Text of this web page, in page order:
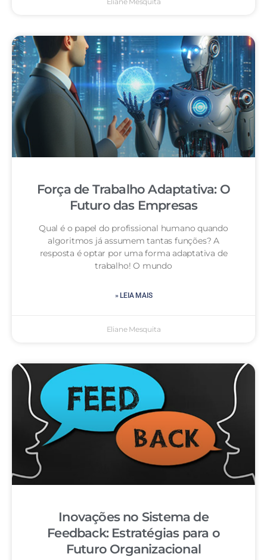
Força de Trabalho Adaptativa: O
Futuro das Empresas
Qual é o papel do profissional humano quando
algoritmos já assumem tantas funções? A
resposta é optar por uma forma adaptativa de
trabalho! O mundo
» LEIA MAIS
Eliane Mesquita
Inovações no Sistema de
Feedback: Estratégias para o
Futuro Organizacional